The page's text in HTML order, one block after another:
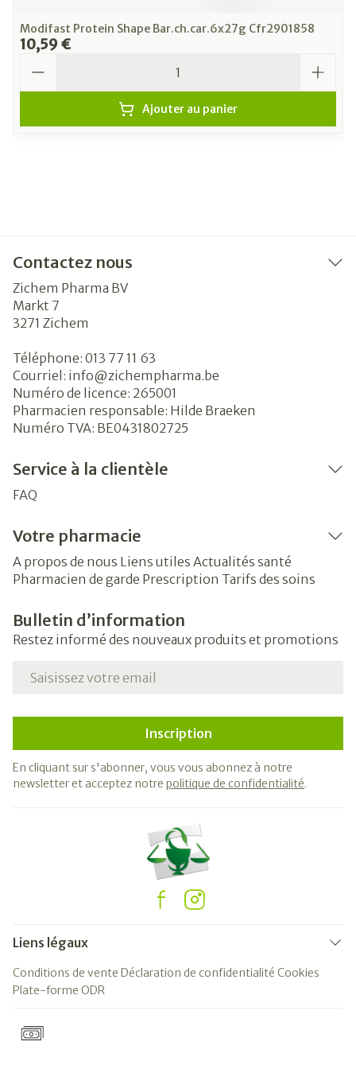
Modifast Protein Shape Bar.ch.car.6x27g Cfr2901858
10,59 €
Ajouter au panier
Contactez nous
Zichem Pharma BV
Markt 7
3271 Zichem
Téléphone: 013 77 11 63
Courriel: info@zichempharma.be
Numéro de licence: 265001
Pharmacien responsable: Hilde Braeken
Numéro TVA: BE0431802725
Service à la clientèle
FAQ
Votre pharmacie
A propos de nous Liens utiles Actualités santé
Pharmacien de garde Prescription Tarifs des soins
Bulletin d’information
Restez informé des nouveaux produits et promotions
Adresse mail
Inscription
En cliquant sur s'abonner, vous vous abonnez à notre
newsletter et acceptez notre politique de confidentialité.
Liens légaux
Conditions de vente Déclaration de confidentialité Cookies
Plate-forme ODR